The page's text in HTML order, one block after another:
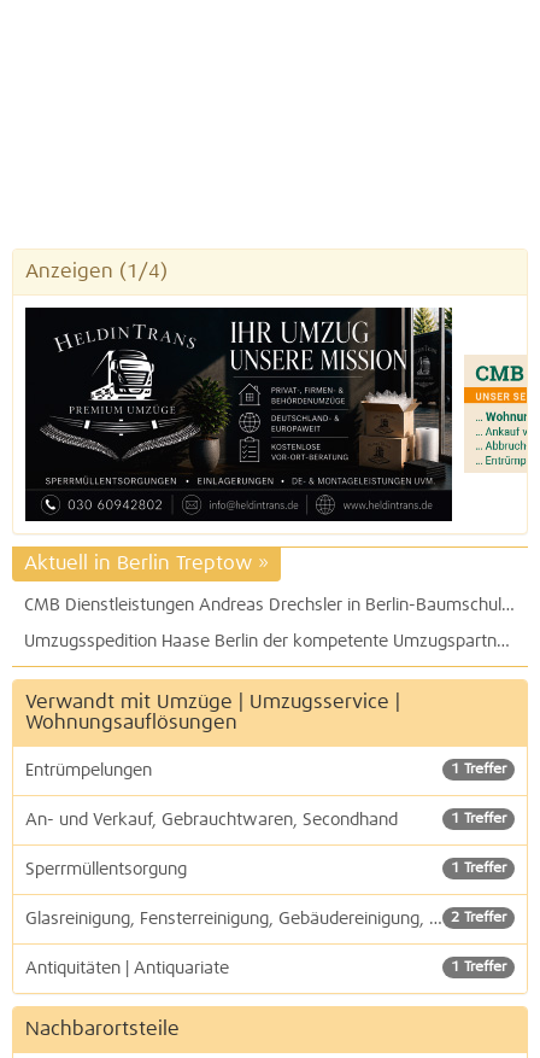
Anzeigen (1/4)
Aktuell in Berlin Treptow »
CMB Dienstleistungen Andreas Drechsler in Berlin-Baumschulenweg: Wohnungsauflösung, Entsorgung, Kellerräumung, An- und Verkauf
Umzugsspedition Haase Berlin der kompetente Umzugspartner für nah - fern - Übersee - Umzugslogistik weltweit
Verwandt mit Umzüge | Umzugsservice |
Wohnungsauflösungen
1 Treffer
Entrümpelungen
1 Treffer
An- und Verkauf, Gebrauchtwaren, Secondhand
1 Treffer
Sperrmüllentsorgung
2 Treffer
Glasreinigung, Fensterreinigung, Gebäudereinigung, Reinigungsdienste
1 Treffer
Antiquitäten | Antiquariate
Nachbarortsteile